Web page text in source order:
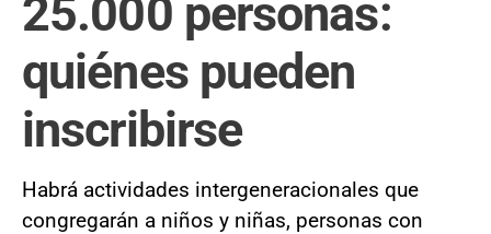
25.000 personas:
quiénes pueden
inscribirse
Habrá actividades intergeneracionales que
congregarán a niños y niñas, personas con